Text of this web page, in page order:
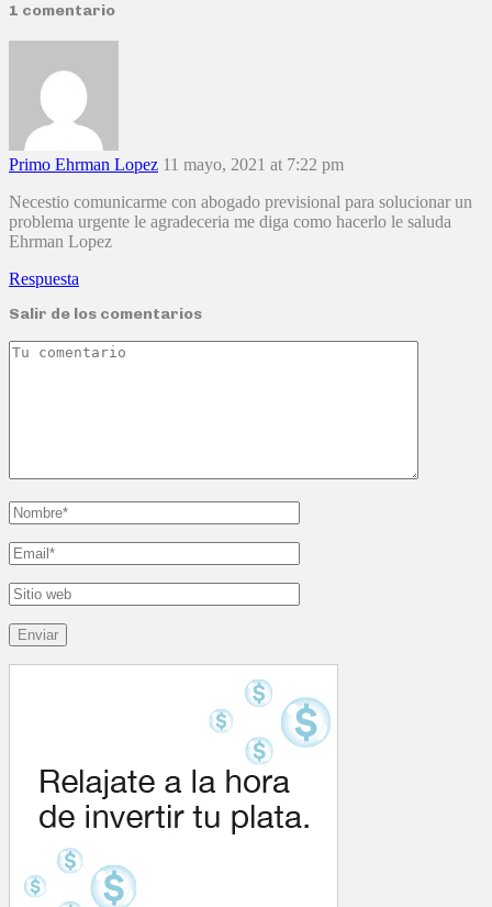
1 comentario
Primo Ehrman Lopez 11 mayo, 2021 at 7:22 pm
Necestio comunicarme con abogado previsional para solucionar un
problema urgente le agradeceria me diga como hacerlo le saluda
Ehrman Lopez
Respuesta
Salir de los comentarios